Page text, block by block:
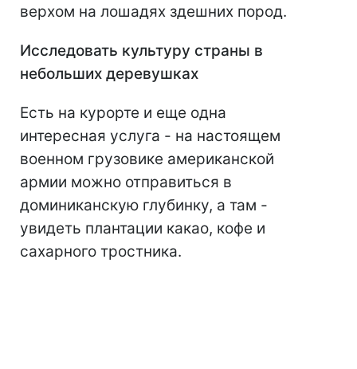
верхом на лошадях здешних пород.
Исследовать культуру страны в
небольших деревушках
Есть на курорте и еще одна
интересная услуга - на настоящем
военном грузовике американской
армии можно отправиться в
доминиканскую глубинку, а там -
увидеть плантации какао, кофе и
сахарного тростника.